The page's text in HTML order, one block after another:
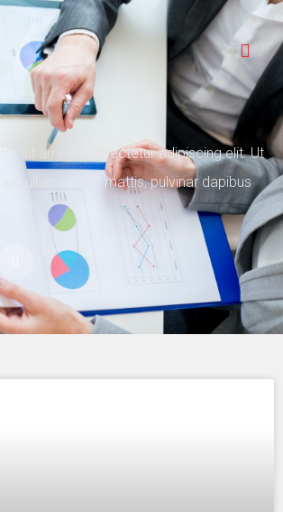
sit amet, consectetur adipiscing elit. Ut
nec ullamcorper mattis, pulvinar dapibus